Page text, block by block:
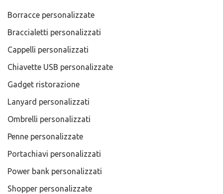
Borracce personalizzate
Braccialetti personalizzati
Cappelli personalizzati
Chiavette USB personalizzate
Gadget ristorazione
Lanyard personalizzati
Ombrelli personalizzati
Penne personalizzate
Portachiavi personalizzati
Power bank personalizzati
Shopper personalizzate